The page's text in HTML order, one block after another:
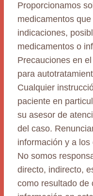
Proporcionamos
medicamentos
indicaciones,
medicamentos o
Precauciones en
para
Cualquier
paciente en
su asesor de
del caso.
información y a
No somos
directo, indirecto,
como resultado de